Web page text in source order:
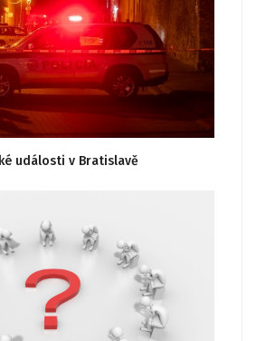
události v Bratislavě